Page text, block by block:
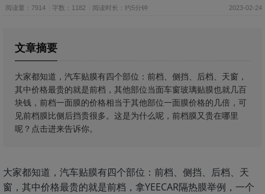
阅读量：7914 字数：1182 阅读时长：约5分钟 2023-02-24
文章摘要
大家都知道，汽车贴膜有四个部位：前档、侧挡、后档、天窗，
其中价格最贵的就是前档，其他部位当面车窗玻璃贴膜也就几百
块钱，前档一面膜的价格相当于其他部位一面膜价格的几倍，可
见前档膜比侧后挡贵很多。这是为什么呢，前档膜又贵在哪里
呢？点击进来告诉你。
大家都知道，汽车贴膜有四个部位：前档、侧挡、后档、天
窗，其中价格最贵的就是前档，拿YEECAR隔热膜举例，一个